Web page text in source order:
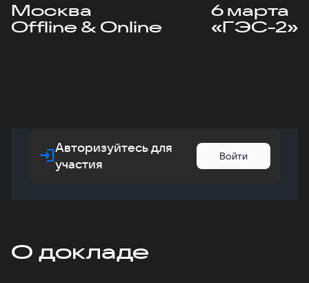
Москва
Offline & Online
6 марта
«ГЭС-2»
Авторизуйтесь для
участия
Войти
О докладе